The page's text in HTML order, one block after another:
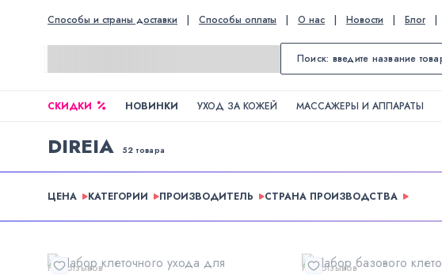
Способы и страны доставки | Способы оплаты | О нас | Новости | Блог |
СКИДКИ НОВИНКИ УХОД ЗА КОЖЕЙ МАССАЖЕРЫ И АППАРАТЫ
DIREIA 52 товара
ЦЕНА КАТЕГОРИИ ПРОИЗВОДИТЕЛЬ СТРАНА ПРОИЗВОДСТВА
Нет отзывов Нет отзывов